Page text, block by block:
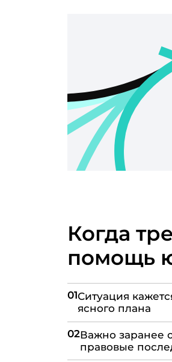
Когда
помощь
01Ситуация
ясного плана
02Важно заранее
правовые